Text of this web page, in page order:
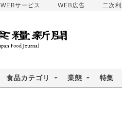
WEBサービス WEB広告 二次
食品カテゴリ 業態 特集